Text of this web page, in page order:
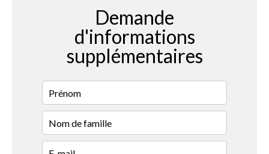
Demande
d'informations
supplémentaires